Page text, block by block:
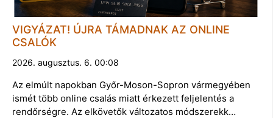
VIGYÁZAT! ÚJRA TÁMADNAK AZ ONLINE
CSALÓK
2026. augusztus. 6. 00:08
Az elmúlt napokban Győr-Moson-Sopron vármegyében
ismét több online csalás miatt érkezett feljelentés a
rendőrségre. Az elkövetők változatos módszerekk…